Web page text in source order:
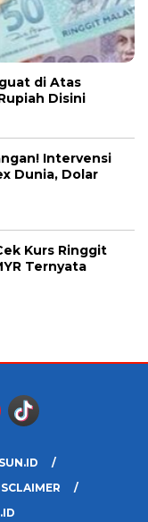
di Atas
Disini
Intervensi
Dunia, Dolar
Kurs Ringgit
Ternyata